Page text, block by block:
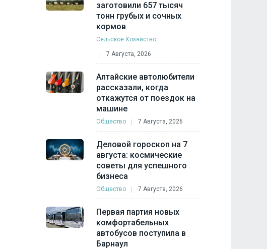
заготовили 657 тысяч
тонн грубых и сочных
кормов
Сельское Хозяйство
7 Августа, 2026
Алтайские автолюбители
рассказали, когда
откажутся от поездок на
машине
Общество 7 Августа, 2026
Деловой гороскоп на 7
августа: космические
советы для успешного
бизнеса
Общество 7 Августа, 2026
Первая партия новых
комфортабельных
автобусов поступила в
Барнаул